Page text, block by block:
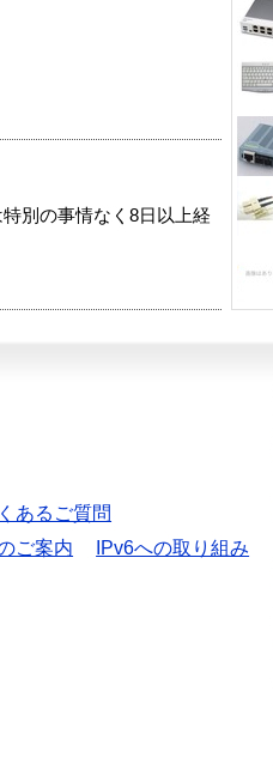
別の事情なく8日以上経
あるご質問
ご案内
IPv6への取り組み